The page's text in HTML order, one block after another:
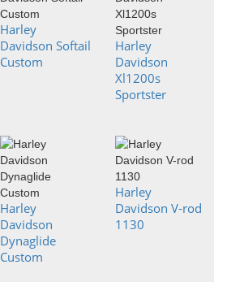
Harley
Davidson Softail
Custom
Harley
Davidson
Xl1200s
Sportster
Harley
Davidson
Dynaglide
Custom
Harley
Davidson V-rod
1130